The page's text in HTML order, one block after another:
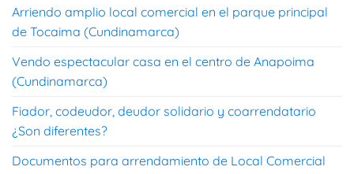
Arriendo amplio local comercial en el parque principal
de Tocaima (Cundinamarca)
Vendo espectacular casa en el centro de Anapoima
(Cundinamarca)
Fiador, codeudor, deudor solidario y coarrendatario
¿Son diferentes?
Documentos para arrendamiento de Local Comercial